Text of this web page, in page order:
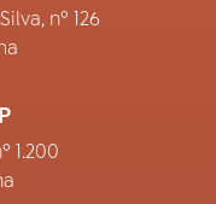
nº 126
1.200